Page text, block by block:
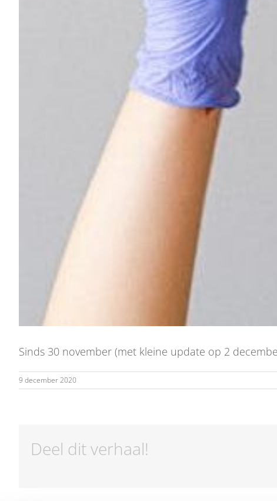
Sinds 30 november (met kleine update op 2
9 december 2020
Deel dit verhaal!